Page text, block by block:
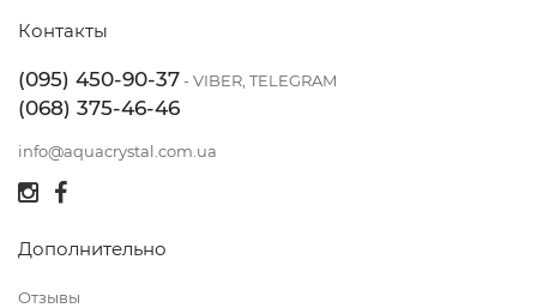
Контакты
(095) 450-90-37- VIBER, TELEGRAM
(068) 375-46-46
info@aquacrystal.com.ua
Дополнительно
Отзывы